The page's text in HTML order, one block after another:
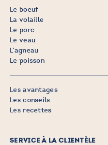
Le boeuf
La volaille
Le porc
Le veau
L’agneau
Le poisson
Les avantages
Les conseils
Les recettes
SERVICE À LA CLIENTÈLE